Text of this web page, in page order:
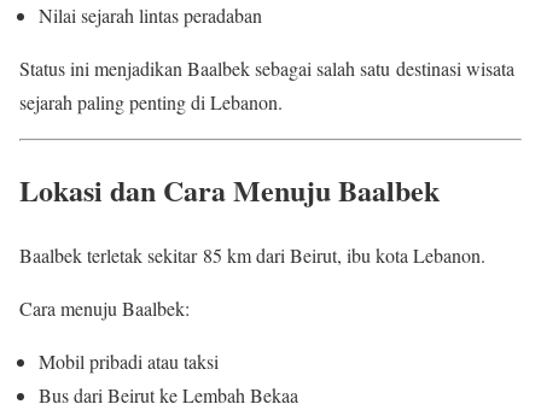
Nilai sejarah lintas peradaban
Status ini menjadikan Baalbek sebagai salah satu destinasi wisata
sejarah paling penting di Lebanon.
Lokasi dan Cara Menuju Baalbek
Baalbek terletak sekitar 85 km dari Beirut, ibu kota Lebanon.
Cara menuju Baalbek:
Mobil pribadi atau taksi
Bus dari Beirut ke Lembah Bekaa